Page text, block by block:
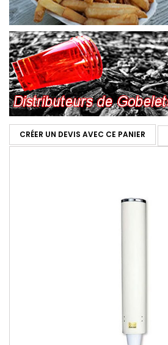
CRÉER UN DEVIS AVEC CE PANIER